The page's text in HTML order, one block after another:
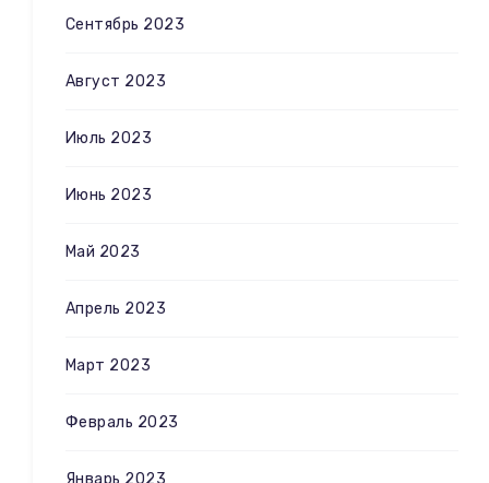
Сентябрь 2023
Август 2023
Июль 2023
Июнь 2023
Май 2023
Апрель 2023
Март 2023
Февраль 2023
Январь 2023